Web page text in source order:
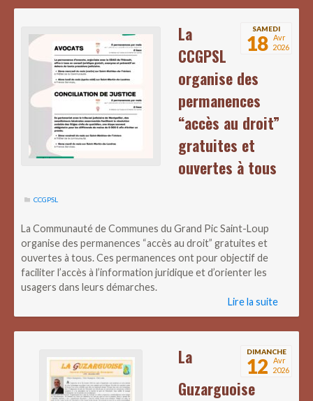
SAMEDI
18
Avr
2026
La
CCGPSL
organise des
permanences
“accès au droit”
gratuites et
ouvertes à tous
CCGPSL
La Communauté de Communes du Grand Pic Saint-Loup
organise des permanences “accès au droit” gratuites et
ouvertes à tous. Ces permanences ont pour objectif de
faciliter l’accès à l’information juridique et d’orienter les
usagers dans leurs démarches.
Lire la suite
DIMANCHE
12
Avr
2026
La
Guzarguoise